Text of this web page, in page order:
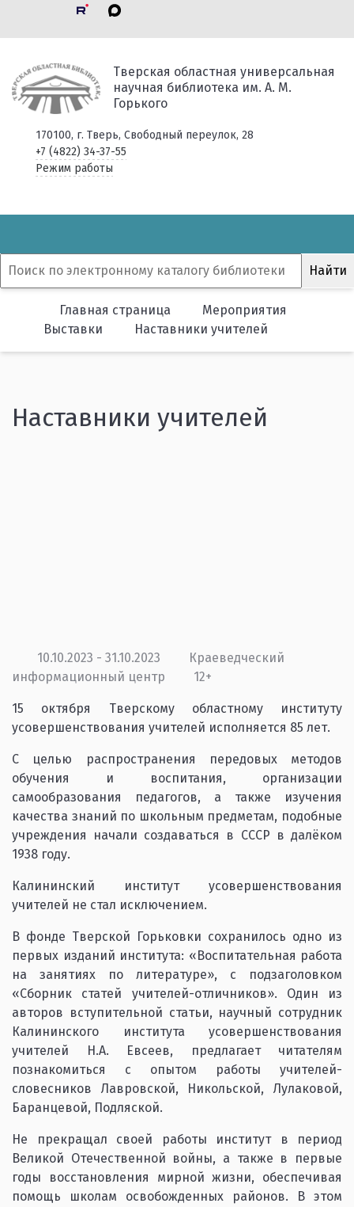
Тверская областная универсальная
научная библиотека им. А. М.
Горького
170100, г. Тверь, Свободный переулок, 28
+7 (4822) 34-37-55
Режим работы
Главная страница
Мероприятия
Выставки
Наставники учителей
Наставники учителей
10.10.2023 - 31.10.2023
Краеведческий
информационный центр
12+
15 октября Тверскому областному институту
усовершенствования учителей исполняется 85 лет.
С целью распространения передовых методов
обучения и воспитания, организации
самообразования педагогов, а также изучения
качества знаний по школьным предметам, подобные
учреждения начали создаваться в СССР в далёком
1938 году.
Калининский институт усовершенствования
учителей не стал исключением.
В фонде Тверской Горьковки сохранилось одно из
первых изданий института: «Воспитательная работа
на занятиях по литературе», с подзаголовком
«Сборник статей учителей-отличников». Один из
авторов вступительной статьи, научный сотрудник
Калининского института усовершенствования
учителей Н.А. Евсеев, предлагает читателям
познакомиться с опытом работы учителей-
словесников Лавровской, Никольской, Лулаковой,
Баранцевой, Подляской.
Не прекращал своей работы институт в период
Великой Отечественной войны, а также в первые
годы восстановления мирной жизни, обеспечивая
помощь школам освобожденных районов. В этом